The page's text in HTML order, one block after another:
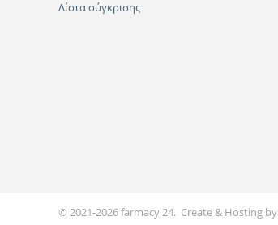
Λίστα σύγκρισης
© 2021-2026 farmacy 24. Create & Hosting by